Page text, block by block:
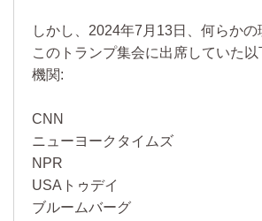
しかし、2024年7月13日、何らかの
このトランプ集会に出席していた以
機関:
CNN
ニューヨークタイムズ
NPR
USAトゥデイ
ブルームバーグ